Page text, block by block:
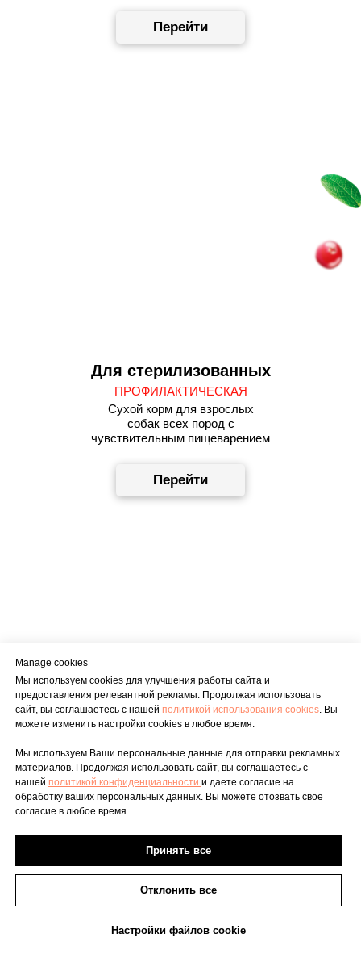
Manage cookies
Мы используем cookies для улучшения работы сайта и
предоставления релевантной рекламы. Продолжая использовать
сайт, вы соглашаетесь с нашей политикой использования cookies . Вы
можете изменить настройки cookies в любое время.
Мы используем Ваши персональные данные для отправки рекламных
материалов. Продолжая использовать сайт, вы соглашаетесь с
нашей политикой конфиденциальности и даете согласие на
обработку ваших персональных данных. Вы можете отозвать свое
согласие в любое время.
Принять все
Отклонить все
Настройки файлов cookie
Перейти
Для стерилизованных
Сухой корм для взрослых
собак всех пород с
чувствительным пищеварением
ПРОФИЛАКТИЧЕСКАЯ
Перейти
Для средних пород
Сухой беззерновой корм для
взрослых кошек
БЕЗ ЗЕРНА